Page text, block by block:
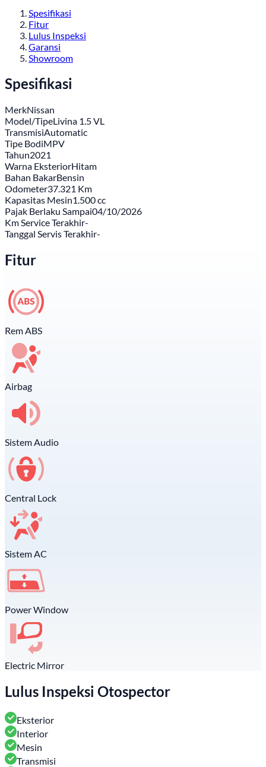
Spesifikasi
Fitur
Lulus Inspeksi
Garansi
Showroom
Spesifikasi
MerkNissan
Model/TipeLivina 1.5 VL
TransmisiAutomatic
Tipe BodiMPV
Tahun2021
Warna EksteriorHitam
Bahan BakarBensin
Odometer37.321 Km
Kapasitas Mesin1.500 cc
Pajak Berlaku Sampai04/10/2026
Km Service Terakhir-
Tanggal Servis Terakhir-
Fitur
Rem ABS
Airbag
Sistem Audio
Central Lock
Sistem AC
Power Window
Electric Mirror
Lulus Inspeksi Otospector
Eksterior
Interior
Mesin
Transmisi